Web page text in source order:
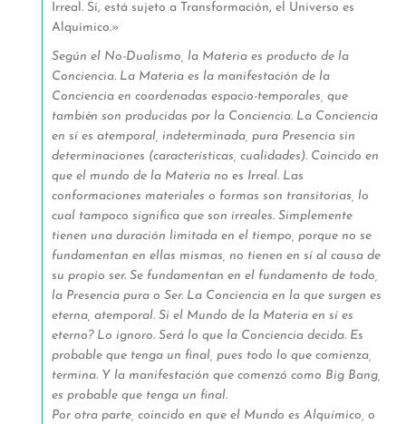
Irreal. Sí, está sujeto a Transformación, el Universo es
Alquímico.»
Según el No-Dualismo, la Materia es producto de la
Conciencia. La Materia es la manifestación de la
Conciencia en coordenadas espacio-temporales, que
también son producidas por la Conciencia. La Conciencia
en sí es atemporal, indeterminada, pura Presencia sin
determinaciones (características, cualidades). Coincido en
que el mundo de la Materia no es Irreal. Las
conformaciones materiales o formas son transitorias, lo
cual tampoco significa que son irreales. Simplemente
tienen una duración limitada en el tiempo, porque no se
fundamentan en ellas mismas, no tienen en sí al causa de
su propio ser. Se fundamentan en el fundamento de todo,
la Presencia pura o Ser. La Conciencia en la que surgen es
eterna, atemporal. Si el Mundo de la Materia en sí es
eterno? Lo ignoro. Será lo que la Conciencia decida. Es
probable que tenga un final, pues todo lo que comienza,
termina. Y la manifestación que comenzó como Big Bang,
es probable que tenga un final.
Por otra parte, coincido en que el Mundo es Alquímico, o